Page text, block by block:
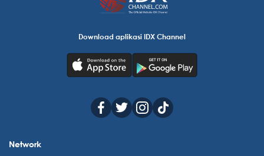
Download aplikasi IDX Channel
Network